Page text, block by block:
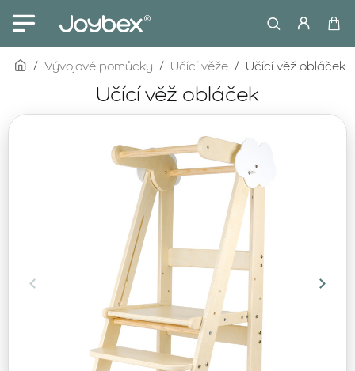
Učící věž obláček
homeVývojové pomůcky Učící věže Učící věž obláček